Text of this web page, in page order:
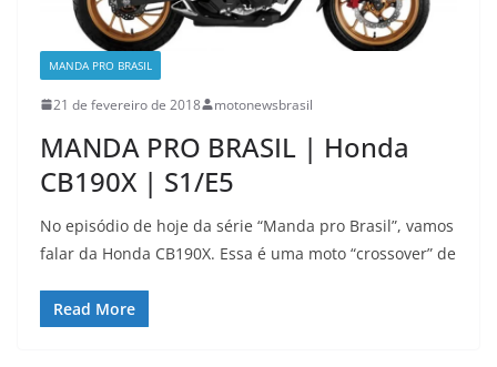
MANDA PRO BRASIL
21 de fevereiro de 2018 motonewsbrasil
MANDA PRO BRASIL | Honda
CB190X | S1/E5
No episódio de hoje da série “Manda pro Brasil”, vamos
falar da Honda CB190X. Essa é uma moto “crossover” de
Read More